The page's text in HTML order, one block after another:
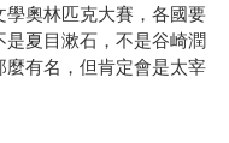
奧林匹克大賽，各國要
夏目漱石，不是谷崎潤
有名，但肯定會是太宰